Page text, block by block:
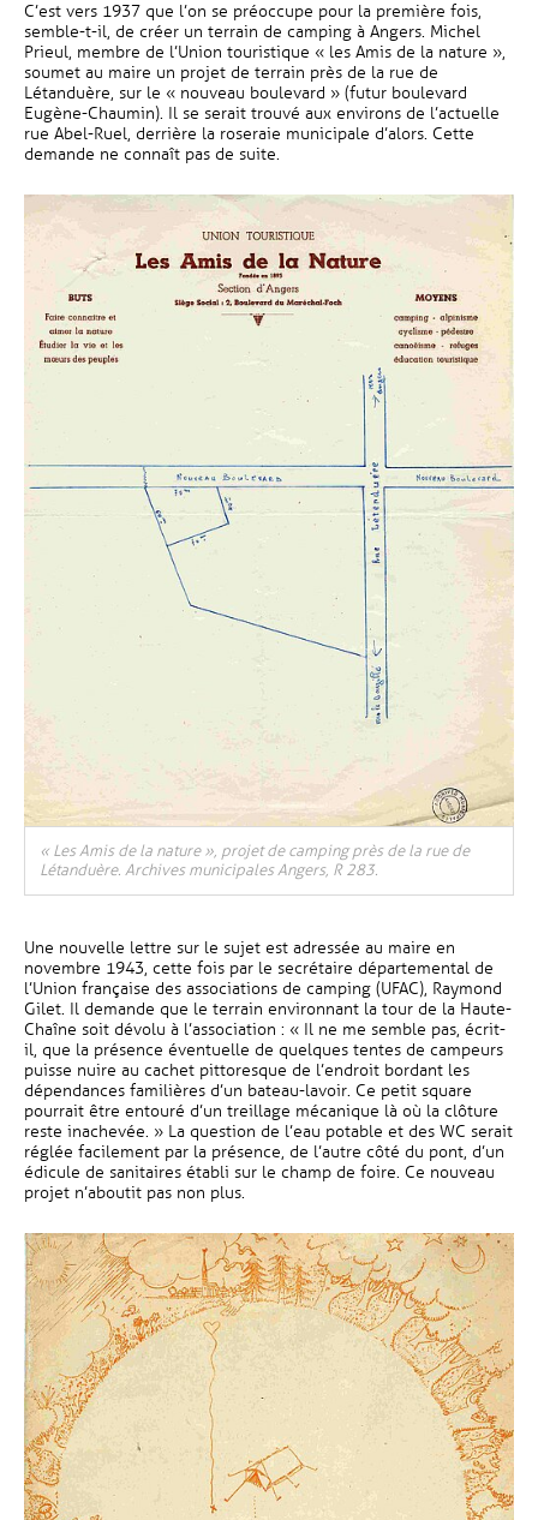
C’est vers 1937 que l’on se préoccupe pour la première fois,
semble-t-il, de créer un terrain de camping à Angers. Michel
Prieul, membre de l’Union touristique « les Amis de la nature »,
soumet au maire un projet de terrain près de la rue de
Létanduère, sur le « nouveau boulevard » (futur boulevard
Eugène-Chaumin). Il se serait trouvé aux environs de l’actuelle
rue Abel-Ruel, derrière la roseraie municipale d’alors. Cette
demande ne connaît pas de suite.
« Les Amis de la nature », projet de camping près de la rue de
Létanduère. Archives municipales Angers, R 283.
Une nouvelle lettre sur le sujet est adressée au maire en
novembre 1943, cette fois par le secrétaire départemental de
l’Union française des associations de camping (UFAC), Raymond
Gilet. Il demande que le terrain environnant la tour de la Haute-
Chaîne soit dévolu à l’association : « Il ne me semble pas, écrit-
il, que la présence éventuelle de quelques tentes de campeurs
puisse nuire au cachet pittoresque de l’endroit bordant les
dépendances familières d’un bateau-lavoir. Ce petit square
pourrait être entouré d’un treillage mécanique là où la clôture
reste inachevée. » La question de l’eau potable et des WC serait
réglée facilement par la présence, de l’autre côté du pont, d’un
édicule de sanitaires établi sur le champ de foire. Ce nouveau
projet n’aboutit pas non plus.